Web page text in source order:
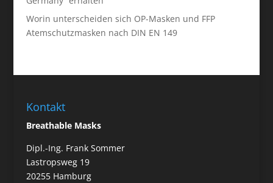
Worin unterscheiden sich OP-Masken und FFP
Atemschutzmasken nach DIN EN 149
Kontakt
Breathable Masks
Dipl.-Ing. Frank Sommer
Lastropsweg 19
20255 Hamburg